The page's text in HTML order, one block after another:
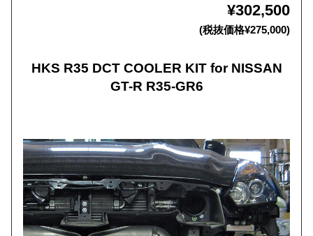
¥302,500
(税抜価格¥275,000)
HKS R35 DCT COOLER KIT for NISSAN
GT-R R35-GR6